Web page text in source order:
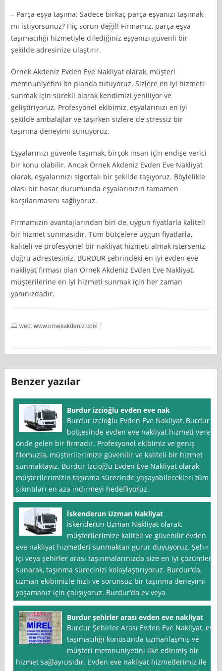
– Parça eşya taşıma: Sadece birkaç parça eşyanızı taşımak
mı istiyorsunuz? Hiç sorun değil! Firmamız, parça eşya
taşımacılığı hizmetiyle dilediğiniz eşyanızı güvenli bir
şekilde adresinize ulaştırır.
Örnek Akdeniz Evden Eve Nakliyat olarak, müşteri
memnuniyetini ön planda tutuyoruz. Sizlere en iyi hizmeti
sunmak için sürekli olarak kendimizi yeniliyor ve
geliştiriyoruz. Profesyonel ekibimiz, eşyalarınızı en iyi
şekilde ambalajlar ve taşırken sizlere de stressiz bir
taşınma deneyimi sunuyoruz.
Eşyalarınızı güvenle taşımak, birçok insan için endişe verici
bir konu olabilir. Ancak Örnek Akdeniz Evden Eve Nakliyat
olarak, eşyalarınızı sigortalı bir şekilde taşıyoruz. Böylelikle
olası bir hasar durumunda eşyalarınızın tamamen
karşılanmasını sağlıyoruz.
Firmamızın avantajlarından biri de, uygun fiyatlarla kaliteli
bir hizmet sunmasıdır. Tüm bütçelere uygun fiyatlarla,
kaliteli ve profesyonel bir nakliyat hizmeti almak isterseniz,
doğru adrestesiniz. BURDUR şehrindeki en iyi evden eve
nakliyat firması olan Örnek Akdeniz Evden Eve Nakliyat,
müşterilerine en iyi hizmeti sunmak için her zaman
yanınızdadır.
web: www.ornekakdeniz.com
Benzer yazılar
Burdur izcioğlu evden eve nak
Burdur Izcioğlu Evden Eve Nakliyat, Burdur
bölgesinde evden eve nakliyat hizmeti veren
önde gelen bir firmadır. Profesyonel ekibimiz ve geniş
filomuzla, müşterilerimize güvenilir ve kaliteli bir hizmet
sunmaktayız. Burdur Izcioğlu Evden Eve Nakliyat olarak,
müşterilerimizin taşınma sürecinde yaşayabilecekleri tüm
sıkıntıları en aza indirmeyi hedefliyoruz.
İskenderun Uzman Nakliyat
İskenderun Uzman Nakliyat olarak,
müşterilerimize kaliteli ve güvenilir evden
eve nakliyat hizmetleri sunmaktan gurur duyuyoruz. Şehir
içi veya şehirler arası taşınmalarınızda size en iyi çözümleri
sunarak, taşınma sürecinizi kolaylaştırıyoruz. Burdur‘da,
uzman ekibimizle hızlı ve sorunsuz bir taşınma deneyimi
yaşamanız için çalışıyoruz. Burdur’da ev veya
Burdur şehirler arası evden eve nakliyat
Burdur Şehirler Arası Evden Eve Nakliyat, ev
taşımacılığı konusunda uzmanlaşmış ve
müşteri memnuniyetini ilke edinmiş bir
hizmet sağlayıcısıdır. Evden eve nakliyat hizmetlerimiz ile